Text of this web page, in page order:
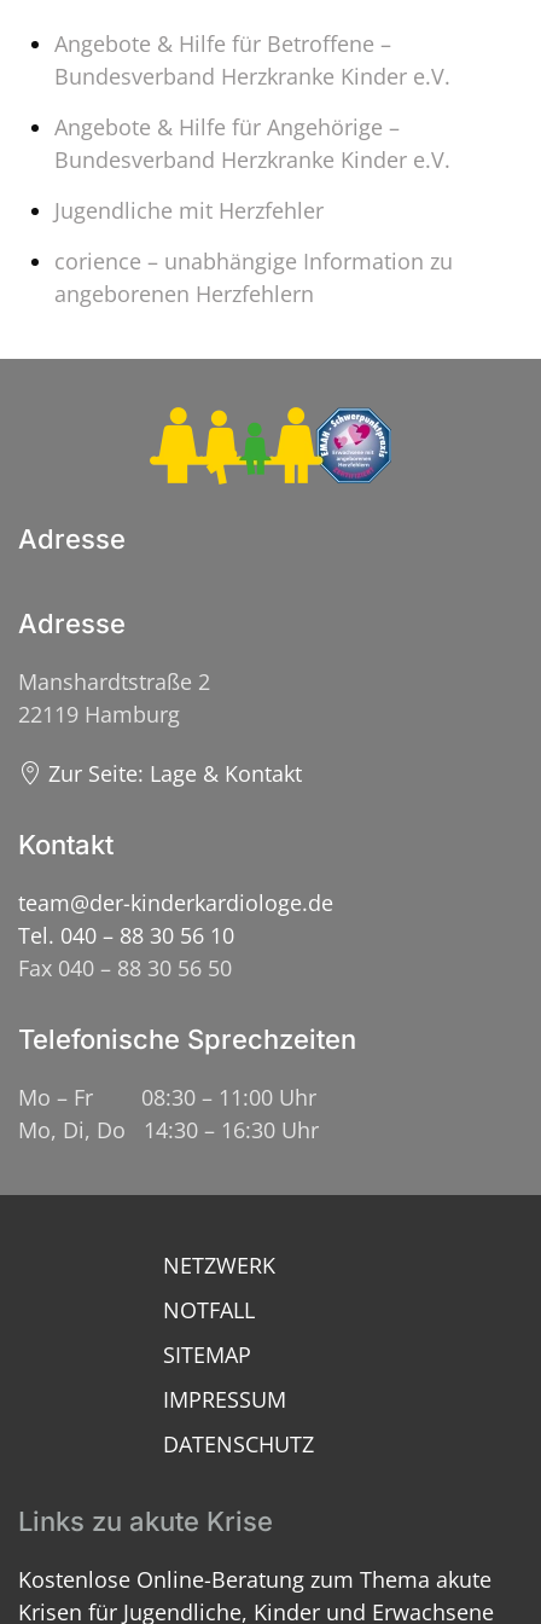
Angebote & Hilfe für Betroffene –
Bundesverband Herzkranke Kinder e.V.
Angebote & Hilfe für Angehörige –
Bundesverband Herzkranke Kinder e.V.
Jugendliche mit Herzfehler
corience – unabhängige Information zu
angeborenen Herzfehlern
Adresse
Adresse
Manshardtstraße 2
22119 Hamburg
Zur Seite: Lage & Kontakt
Kontakt
team@der-kinderkardiologe.de
Tel. 040 – 88 30 56 10
Fax 040 – 88 30 56 50
Telefonische Sprechzeiten
Mo – Fr 08:30 – 11:00 Uhr
Mo, Di, Do 14:30 – 16:30 Uhr
NETZWERK
NOTFALL
SITEMAP
IMPRESSUM
DATENSCHUTZ
Links zu akute Krise
Kostenlose Online-Beratung zum Thema akute
Krisen für Jugendliche, Kinder und Erwachsene